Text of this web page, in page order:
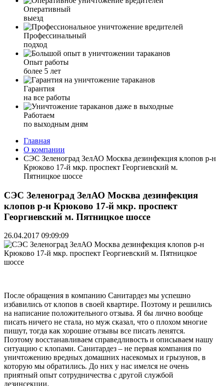
Оперативный
выезд
Профессинальный
подход
Опыт работы
более 5 лет
Гарантия
на все работы
Работаем
по выходным дням
Главная
О компании
СЭС Зеленоград ЗелАО Москва дезинфекция клопов р-н
Крюково 17-й мкр. проспект Георгиевский м.
Пятницкое шоссе
СЭС Зеленоград ЗелАО Москва дезинфекция
клопов р-н Крюково 17-й мкр. проспект
Георгиевский м. Пятницкое шоссе
26.04.2017 09:09:09
После обращения в компанию Санитардез мы успешно
избавились от клопов в своей квартире. Поэтому и решились
на написание положительного отзыва. Я бы лично вообще
писать ничего не стала, но муж сказал, что о плохом многие
пишут, тогда как хорошие отзывы все писать ленятся.
Поэтому восстанавливаем справедливость и описываем нашу
ситуацию с клопами. Санитардез – не первая компания по
уничтожению вредных домашних насекомых и грызунов, в
которую мы обратились. До них у нас имелся не очень
приятный опыт сотрудничества с другой службой
дезинсекции.